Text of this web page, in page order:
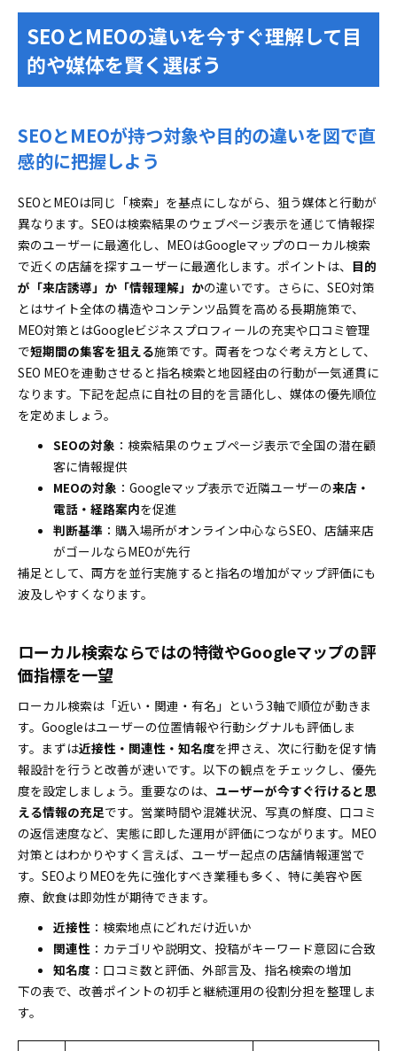
気になる費用の相場やSEOとMEOの効果が出るまでの
本音トーク
SEOとMEOの費用を内製・外注でじっくり比較
地域ビジネスの事業形態ごとにSEOとMEO対策の最強
優先度を選ぶ
う
成果をぐんぐん伸ばす測定方法やKPI設計でもっと高め
る費用対効果
統一指標とデータ分析の見方でビジネス成長を見
逃さない
よくある質問でSEOとMEOの疑問やつまずきを一発解
決
MEOとSEOはどちらを先に始めればいい？迷った
ときの即決ガイド
失敗例や注意点でSEOとMEO対策の落とし穴を事前回
避
情報のズレや閉業設定など思わぬミス代を防ぐ
過剰最適化や不自然レビュー誘導を避けて安全運
用
実践テンプレートで今日からSEOとMEO運用を始めよ
う
Googleビジネスプロフィール更新はこのテンプレ
安心
まとめと今すぐ実践できる次のアクションプラン
本記事を活用したSEOとMEO対策のおすすめステ
ップ
SEOとMEOの違いを今すぐ理解して目
的や媒体を賢く選ぼう
SEOとMEOが持つ対象や目的の違いを図で直
感的に把握しよう
SEOとMEOは同じ「検索」を基点にしながら、狙う媒体と行動が
異なります。SEOは検索結果のウェブページ表示を通じて情報探
索のユーザーに最適化し、MEOはGoogleマップのローカル検索
で近くの店舗を探すユーザーに最適化します。ポイントは、 目的
が「来店誘導」か「情報理解」かの違いです。さらに、SEO対策
とはサイト全体の構造やコンテンツ品質を高める長期施策で、
MEO対策とはGoogleビジネスプロフィールの充実や口コミ管理
で短期間の集客を狙える施策です。両者をつなぐ考え方として、
SEO MEOを連動させると指名検索と地図経由の行動が一気通貫に
なります。下記を起点に自社の目的を言語化し、媒体の優先順位
を定めましょう。
SEOの対象 ：検索結果のウェブページ表示で全国の潜在顧
客に情報提供
MEOの対象 ：Googleマップ表示で近隣ユーザーの来店・
電話・経路案内を促進
判断基準 ：購入場所がオンライン中心ならSEO、店舗来店
がゴールならMEOが先行
補足として、両方を並行実施すると指名の増加がマップ評価にも
波及しやすくなります。
ローカル検索ならではの特徴やGoogleマップの評
価指標を一望
ローカル検索は「近い・関連・有名」という3軸で順位が動きま
す。Googleはユーザーの位置情報や行動シグナルも評価しま
す。まずは近接性・関連性・知名度を押さえ、次に行動を促す情
報設計を行うと改善が速いです。以下の観点をチェックし、優先
度を設定しましょう。重要なのは、 ユーザーが今すぐ行けると思
える情報の充足です。営業時間や混雑状況、写真の鮮度、口コミ
の返信速度など、実態に即した運用が評価につながります。MEO
対策とはわかりやすく言えば、ユーザー起点の店舗情報運営で
す。SEOよりMEOを先に強化すべき業種も多く、特に美容や医
療、飲食は即効性が期待できます。
近接性 ：検索地点にどれだけ近いか
関連性 ：カテゴリや説明文、投稿がキーワード意図に合致
知名度 ：口コミ数と評価、外部言及、指名検索の増加
下の表で、改善ポイントの初手と継続運用の役割分担を整理しま
す。